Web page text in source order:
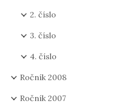
2. číslo
3. číslo
4. číslo
Ročník 2008
Ročník 2007